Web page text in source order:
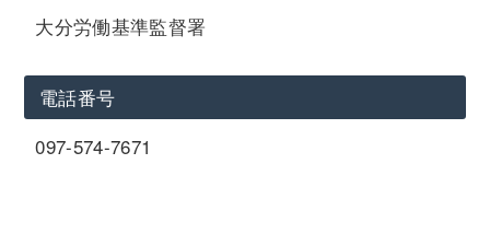
大分労働基準監督署
電話番号
097-574-7671